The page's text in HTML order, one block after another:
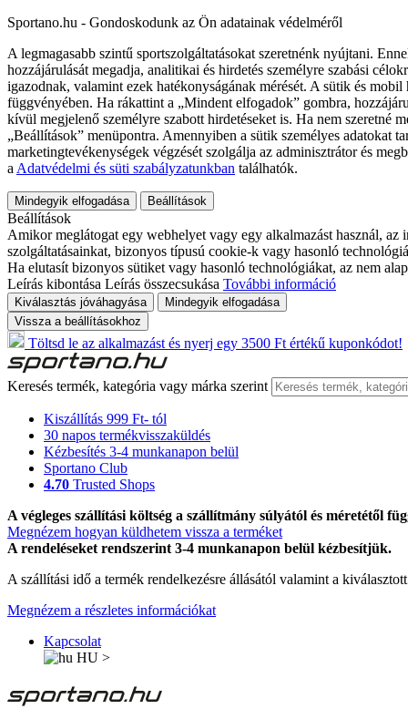
Sportano.hu - Gondoskodunk az Ön adatainak védelméről
A legmagasabb szintű sportszolgáltatásokat szeretnénk nyújtani.
hozzájárulását megadja, analitikai és hirdetés személyre szabási
igazodnak, valamint ezek hatékonyságának mérését. A sütik és
függvényében. Ha rákattint a „Mindent elfogadok” gombra,
kívül megjelenő személyre szabott hirdetéseket is. Ha nem szeretné
„Beállítások” menüpontra. Amennyiben a sütik személyes adatokat
marketingtevékenységek végzését szolgálja az adminisztrátor és
a Adatvédelmi és süti szabályzatunkban találhatók.
Mindegyik elfogadása Beállítások
Beállítások
Amikor meglátogat egy webhelyet vagy egy alkalmazást használ,
szolgáltatásainkat, bizonyos típusú cookie-k vagy hasonló
Ha elutasít bizonyos sütiket vagy hasonló technológiákat, az nem
Leírás kibontása Leírás összecsukása További információ
Kiválasztás jóváhagyása
Mindegyik elfogadása
Vissza a beállításokhoz
Töltsd le az alkalmazást és nyerj egy 3500 Ft értékű kuponkódot!
Keresés termék, kategória vagy márka szerint
Kiszállítás 999 Ft- tól
30 napos termékvisszaküldés
Kézbesítés 3-4 munkanapon belül
Sportano Club
4.70 Trusted Shops
A végleges szállítási költség a szállítmány súlyától és méretétől
Megnézem hogyan küldhetem vissza a terméket
A rendeléseket rendszerint 3-4 munkanapon belül kézbesítjük.
A szállítási idő a termék rendelkezésre állásától valamint a
Megnézem a részletes információkat
Kapcsolat
HU >